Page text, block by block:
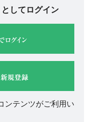
してログイン
ンテンツがご利用い